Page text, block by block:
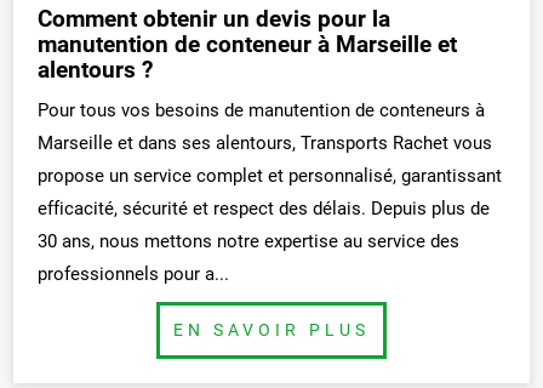
Comment obtenir un devis pour la
manutention de conteneur à Marseille et
alentours ?
Pour tous vos besoins de manutention de conteneurs à
Marseille et dans ses alentours, Transports Rachet vous
propose un service complet et personnalisé, garantissant
efficacité, sécurité et respect des délais. Depuis plus de
30 ans, nous mettons notre expertise au service des
professionnels pour a...
BUTTON